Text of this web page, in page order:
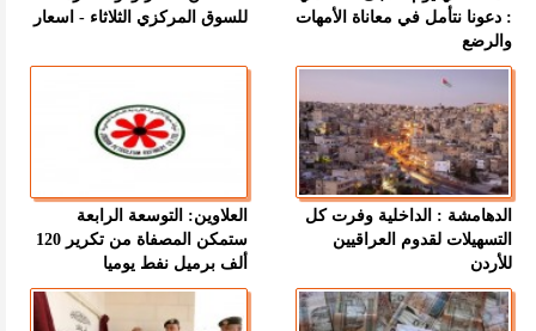
: دعونا نتأمل في معاناة الأمهات
والرضع
للسوق المركزي الثلاثاء - اسعار
الدهامشة : الداخلية وفرت كل
التسهيلات لقدوم العراقيين
للأردن
العلاوين: التوسعة الرابعة
ستمكن المصفاة من تكرير 120
ألف برميل نفط يوميا